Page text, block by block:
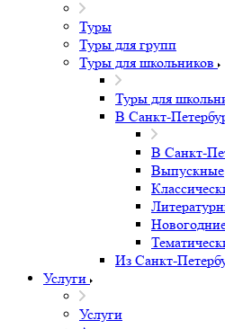
Туры
Туры для групп
Туры для школьников
Туры для
В Санкт-
В Санкт-
Выпускные
Из Санкт-
Услуги
Услуги